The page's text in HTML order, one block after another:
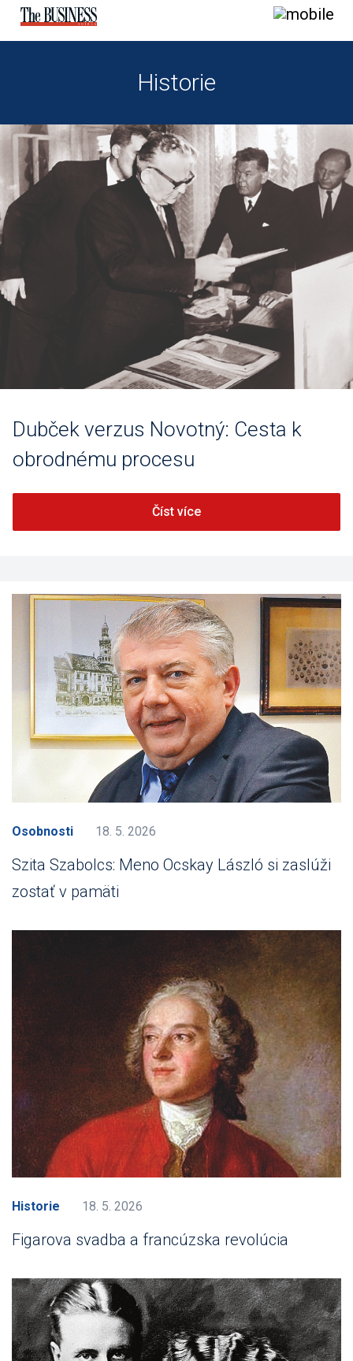
Historie
Dubček verzus Novotný: Cesta k
obrodnému procesu
Číst více
Osobnosti 18. 5. 2026
Szita Szabolcs: Meno Ocskay László si zaslúži
zostať v pamäti
Historie 18. 5. 2026
Figarova svadba a francúzska revolúcia